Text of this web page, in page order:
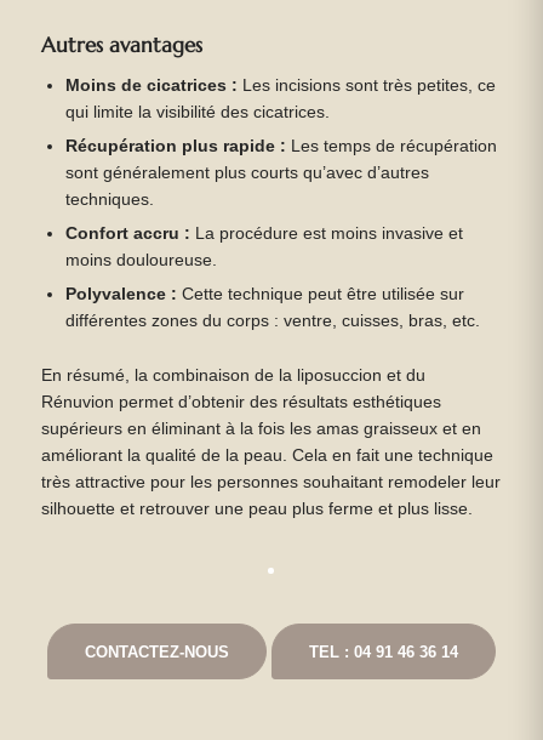
Autres avantages
Moins de cicatrices : Les incisions sont très petites, ce
qui limite la visibilité des cicatrices.
Récupération plus rapide : Les temps de récupération
sont généralement plus courts qu’avec d’autres
techniques.
Confort accru : La procédure est moins invasive et
moins douloureuse.
Polyvalence : Cette technique peut être utilisée sur
différentes zones du corps : ventre, cuisses, bras, etc.
En résumé, la combinaison de la liposuccion et du
Rénuvion permet d’obtenir des résultats esthétiques
supérieurs en éliminant à la fois les amas graisseux et en
améliorant la qualité de la peau. Cela en fait une technique
très attractive pour les personnes souhaitant remodeler leur
silhouette et retrouver une peau plus ferme et plus lisse.
CONTACTEZ-NOUS TEL : 04 91 46 36 14